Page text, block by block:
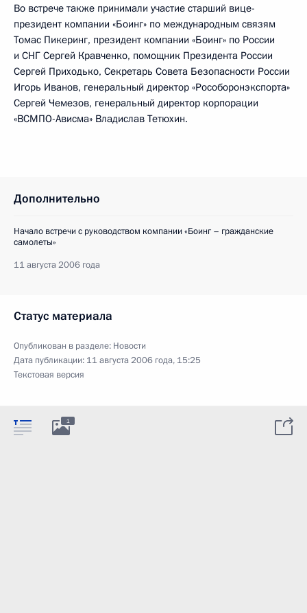
Во встрече также принимали участие старший вице-
президент компании «Боинг» по международным связям
Томас Пикеринг, президент компании «Боинг» по России
и СНГ Сергей Кравченко, помощник Президента России
Сергей Приходько, Секретарь Совета Безопасности России
Игорь Иванов, генеральный директор «Рособоронэкспорта»
Сергей Чемезов, генеральный директор корпорации
«ВСМПО-Ависма» Владислав Тетюхин.
Дополнительно
Начало встречи с руководством компании «Боинг – гражданские
самолеты»
11 августа 2006 года
Статус материала
Опубликован в разделе: Новости
Дата публикации: 11 августа 2006 года, 15:25
Текстовая версия
1